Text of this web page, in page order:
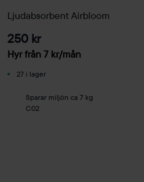
Ljudabsorbent Airbloom
250 kr
Hyr från 7 kr/mån
27 i lager
Sparar miljön ca 7 kg
C02